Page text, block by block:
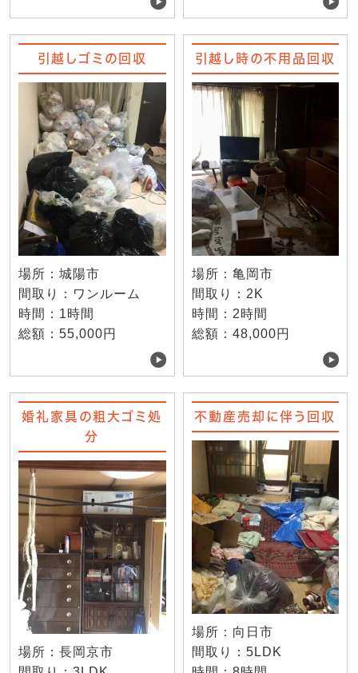
引越しゴミの回収
場所：城陽市
間取り：ワンルーム
時間：1時間
総額：55,000円
引越し時の不用品回収
場所：亀岡市
間取り：2K
時間：2時間
総額：48,000円
婚礼家具の粗大ゴミ処
分
場所：長岡京市
不動産売却に伴う回収
場所：向日市
間取り：5LDK